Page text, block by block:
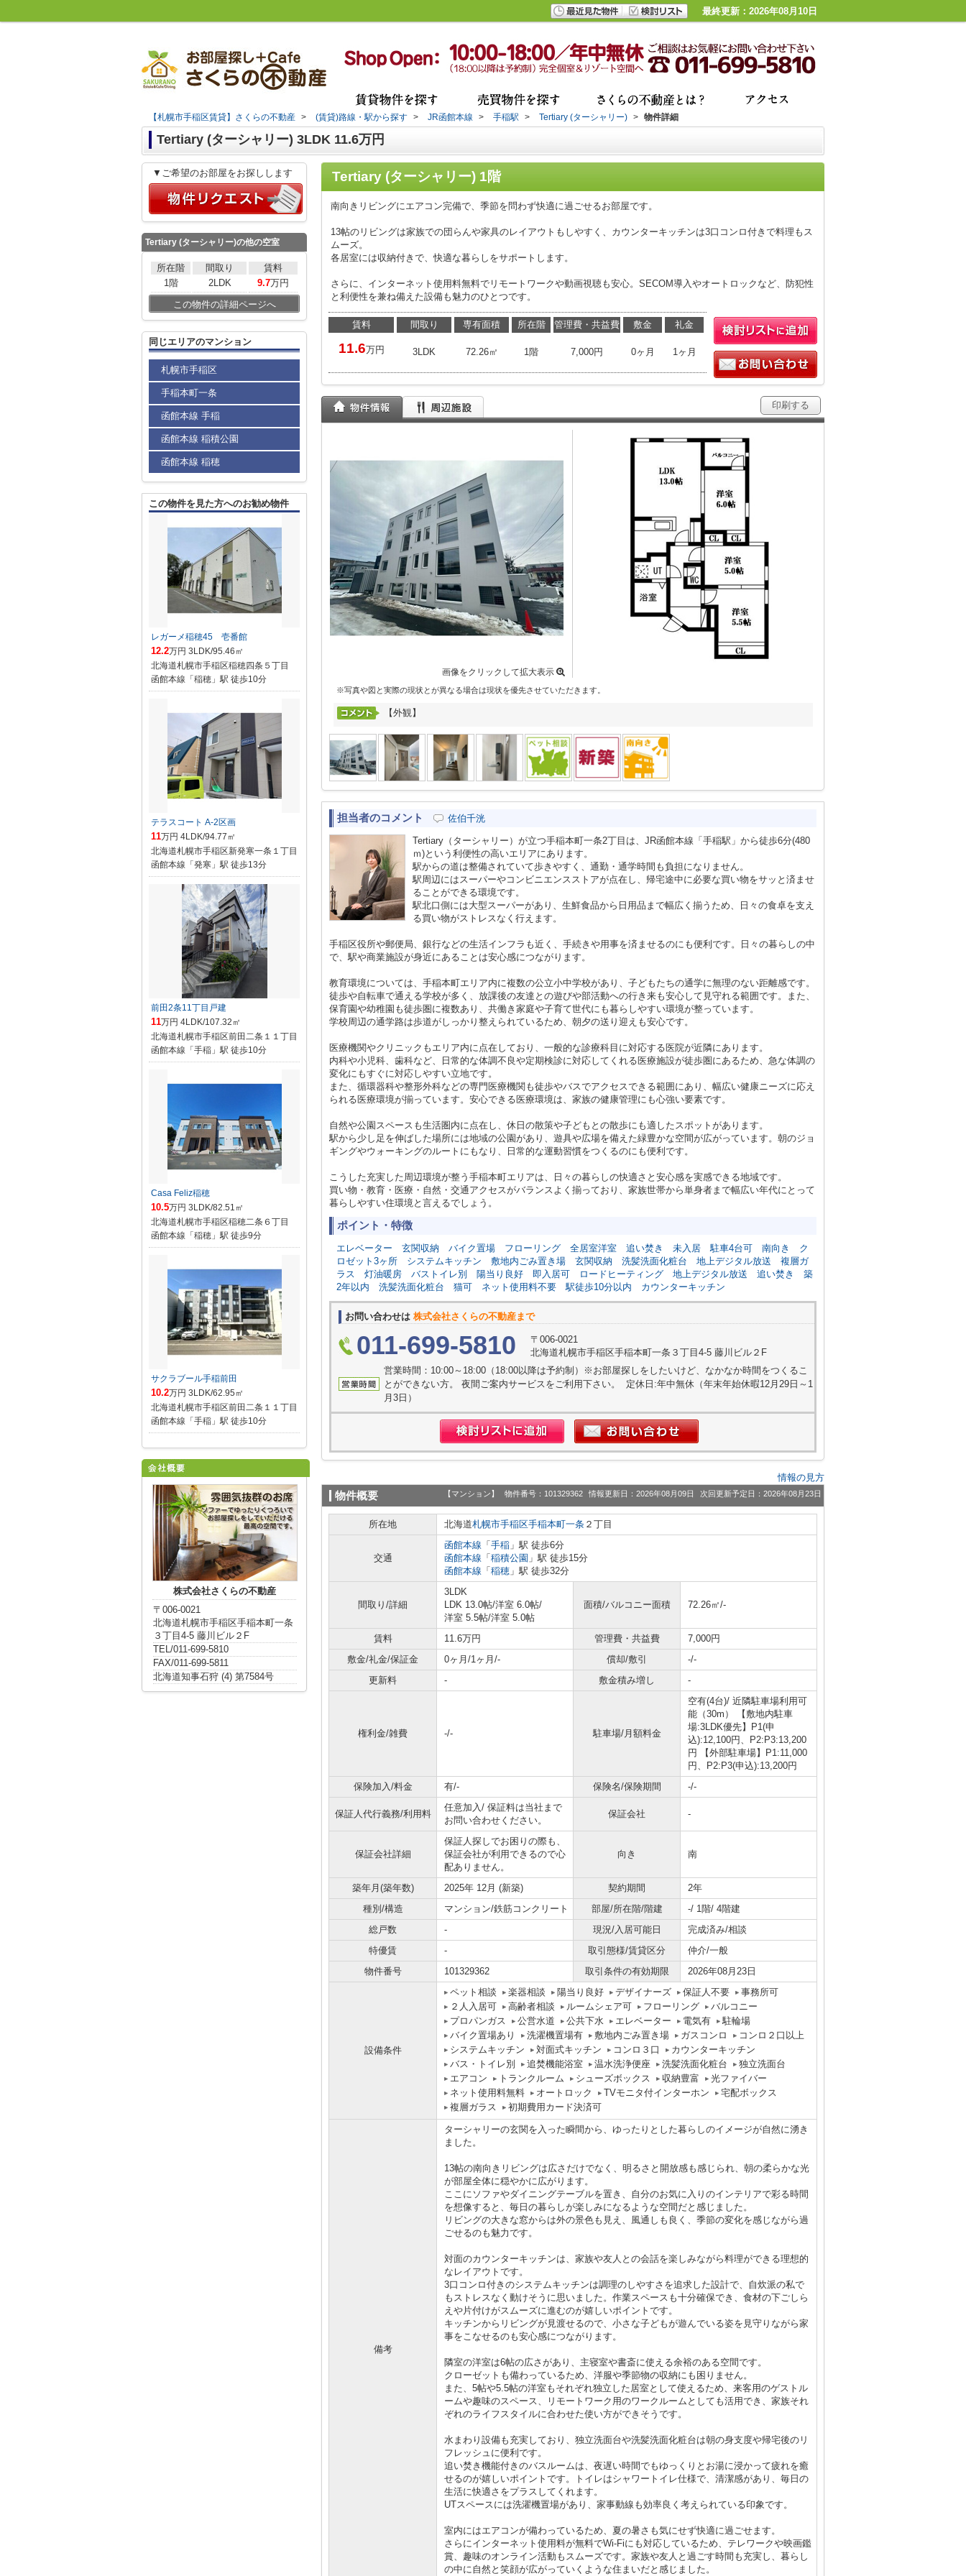
最終更新：2026年08月10日
【札幌市手稲区賃貸】さくらの不動産 > (賃貸)路線・駅から探す > JR函館本線 > 手稲駅 > Tertiary (ターシャリー) > 物件詳細
Tertiary (ターシャリー) 3LDK 11.6万円
Tertiary (ターシャリー) 1階
南向きリビングにエアコン完備で、季節を問わず快適に過ごせるお部屋です。
13帖のリビングは家族での団らんや家具のレイアウトもしやすく、カウンターキッチンは3口コンロ付きで料理もス
ムーズ。
各居室には収納付きで、快適な暮らしをサポートします。
さらに、インターネット使用料無料でリモートワークや動画視聴も安心。SECOM導入やオートロックなど、防犯性
と利便性を兼ね備えた設備も魅力のひとつです。
賃料
11.6万円
間取り
3LDK
専有面積
72.26㎡
所在階
1階
管理費・共益費
7,000円
敷金
0ヶ月
礼金
1ヶ月
印刷する
画像をクリックして拡大表示
※写真や図と実際の現状とが異なる場合は現状を優先させていただきます。
【外観】
担当者のコメント 佐伯千洸
Tertiary（ターシャリー）が立つ手稲本町一条2丁目は、JR函館本線「手稲駅」から徒歩6分(480
ｍ)という利便性の高いエリアにあります。
駅からの道は整備されていて歩きやすく、通勤・通学時間も負担になりません。
駅周辺にはスーパーやコンビニエンスストアが点在し、帰宅途中に必要な買い物をサッと済ませ
ることができる環境です。
駅北口側には大型スーパーがあり、生鮮食品から日用品まで幅広く揃うため、日々の食卓を支え
る買い物がストレスなく行えます。
手稲区役所や郵便局、銀行などの生活インフラも近く、手続きや用事を済ませるのにも便利です。日々の暮らしの中
で、駅や商業施設が身近にあることは安心感につながります。
教育環境については、手稲本町エリア内に複数の公立小中学校があり、子どもたちの通学に無理のない距離感です。
徒歩や自転車で通える学校が多く、放課後の友達との遊びや部活動への行き来も安心して見守れる範囲です。また、
保育園や幼稚園も徒歩圏に複数あり、共働き家庭や子育て世代にも暮らしやすい環境が整っています。
学校周辺の通学路は歩道がしっかり整えられているため、朝夕の送り迎えも安心です。
医療機関やクリニックもエリア内に点在しており、一般的な診療科目に対応する医院が近隣にあります。
内科や小児科、歯科など、日常的な体調不良や定期検診に対応してくれる医療施設が徒歩圏にあるため、急な体調の
変化にもすぐに対応しやすい立地です。
また、循環器科や整形外科などの専門医療機関も徒歩やバスでアクセスできる範囲にあり、幅広い健康ニーズに応え
られる医療環境が揃っています。安心できる医療環境は、家族の健康管理にも心強い要素です。
自然や公園スペースも生活圏内に点在し、休日の散策や子どもとの散歩にも適したスポットがあります。
駅から少し足を伸ばした場所には地域の公園があり、遊具や広場を備えた緑豊かな空間が広がっています。朝のジョ
ギングやウォーキングのルートにもなり、日常的な運動習慣をつくるのにも便利です。
こうした充実した周辺環境が整う手稲本町エリアは、日々の暮らしの快適さと安心感を実感できる地域です。
買い物・教育・医療・自然・交通アクセスがバランスよく揃っており、家族世帯から単身者まで幅広い年代にとって
暮らしやすい住環境と言えるでしょう。
ポイント・特徴
エレベーター 玄関収納 バイク置場 フローリング 全居室洋室 追い焚き 未入居 駐車4台可 南向き
ク
ロゼット3ヶ所
システムキッチン 敷地内ごみ置き場 玄関収納 洗髪洗面化粧台 地上デジタル放送
複層ガ
ラス
灯油暖房 バストイレ別 陽当り良好 即入居可 ロードヒーティング 地上デジタル放送 追い焚き
築
2年以内
洗髪洗面化粧台 猫可 ネット使用料不要 駅徒歩10分以内 カウンターキッチン
お問い合わせは 株式会社さくらの不動産まで
011-699-5810
〒006-0021
北海道札幌市手稲区手稲本町一条３丁目4-5 藤川ビル２F
営業時間：10:00～18:00（18:00以降は予約制）※お部屋探しをしたいけど、なかなか時間をつくるこ
とができない方。 夜間ご案内サービスをご利用下さい。 定休日:年中無休（年末年始休暇12月29日～1
月3日）
情報の見方
物件概要 【マンション】 物件番号：101329362 情報更新日：2026年08月09日 次回更新予定日：2026年08月23日
所在地 北海道札幌市手稲区手稲本町一条 ２丁目
交通
函館本線 「 手稲 」駅 徒歩6分
函館本線 「 稲積公園 」駅 徒歩15分
函館本線 「 稲穂 」駅 徒歩32分
間取り/詳細
3LDK
LDK 13.0帖/洋室 6.0帖/
洋室 5.5帖/洋室 5.0帖
面積/バルコニー面積 72.26㎡/-
賃料 11.6万円 管理費・共益費
7,000円
敷金/礼金/保証金
0ヶ月/1ヶ月/- 償却/敷引
-/-
更新料
- 敷金積み増し -
権利金/雑費 -/- 駐車場/月額料金
空有(4台)/ 近隣駐車場利用可
能（30m） 【敷地内駐車
場:3LDK優先】P1(申
込):12,100円、P2:P3:13,200
円 【外部駐車場】P1:11,000
円、P2:P3(申込):13,200円
保険加入/料金
有/- 保険名/保険期間 -/-
保証人代行義務/利用料
任意加入/ 保証料は当社まで
お問い合わせください。
保証会社 -
保証会社詳細
保証人探しでお困りの際も、
保証会社が利用できるので心
配ありません。
向き 南
築年月(築年数) 2025年 12月 (新築) 契約期間
2年
種別/構造
マンション/鉄筋コンクリート 部屋/所在階/階建
-/ 1階/ 4階建
総戸数
- 現況/入居可能日
完成済み/相談
特優賃
- 取引態様/賃貸区分
仲介/一般
物件番号
101329362 取引条件の有効期限 2026年08月23日
設備条件
ペット相談 楽器相談 陽当り良好 デザイナーズ 保証人不要
事務所可
２人入居可
高齢者相談 ルームシェア可 フローリング
バルコニー
プロパンガス
公営水道 公共下水 エレベーター 電気有
駐輪場
バイク置場あり
洗濯機置場有 敷地内ごみ置き場 ガスコンロ
コンロ２口以上
システムキッチン
対面式キッチン コンロ３口
カウンターキッチン
バス・トイレ別
追焚機能浴室 温水洗浄便座 洗髪洗面化粧台
独立洗面台
エアコン
トランクルーム シューズボックス 収納豊富
光ファイバー
ネット使用料無料
オートロック TVモニタ付インターホン
宅配ボックス
複層ガラス
初期費用カード決済可
備考
ターシャリーの玄関を入った瞬間から、ゆったりとした暮らしのイメージが自然に湧き
ました。
13帖の南向きリビングは広さだけでなく、明るさと開放感も感じられ、朝の柔らかな光
が部屋全体に穏やかに広がります。
ここにソファやダイニングテーブルを置き、自分のお気に入りのインテリアで彩る時間
を想像すると、毎日の暮らしが楽しみになるような空間だと感じました。
リビングの大きな窓からは外の景色も見え、風通しも良く、季節の変化を感じながら過
ごせるのも魅力です。
対面のカウンターキッチンは、家族や友人との会話を楽しみながら料理ができる理想的
なレイアウトです。
3口コンロ付きのシステムキッチンは調理のしやすさを追求した設計で、自炊派の私で
もストレスなく動けそうに思いました。作業スペースも十分確保でき、食材の下ごしら
えや片付けがスムーズに進むのが嬉しいポイントです。
キッチンからリビングが見渡せるので、小さな子どもが遊んでいる姿を見守りながら家
事をこなせるのも安心感につながります。
隣室の洋室は6帖の広さがあり、主寝室や書斎に使える余裕のある空間です。
クローゼットも備わっているため、洋服や季節物の収納にも困りません。
また、5帖や5.5帖の洋室もそれぞれ独立した居室として使えるため、来客用のゲストル
ームや趣味のスペース、リモートワーク用のワークルームとしても活用でき、家族それ
ぞれのライフスタイルに合わせた使い方ができそうです。
水まわり設備も充実しており、独立洗面台や洗髪洗面化粧台は朝の身支度や帰宅後のリ
フレッシュに便利です。
追い焚き機能付きのバスルームは、夜遅い時間でもゆっくりとお湯に浸かって疲れを癒
せるのが嬉しいポイントです。トイレはシャワートイレ仕様で、清潔感があり、毎日の
生活に快適さをプラスしてくれます。
UTスペースには洗濯機置場があり、家事動線も効率良く考えられている印象です。
室内にはエアコンが備わっているため、夏の暑さも気にせず快適に過ごせます。
さらにインターネット使用料が無料でWi‑Fiにも対応しているため、テレワークや映画鑑
賞、趣味のオンライン活動もスムーズです。家族や友人と過ごす時間も充実し、暮らし
の中に自然と笑顔が広がっていくような住まいだと感じました。
▼ご希望のお部屋をお探しします
Tertiary (ターシャリー)の他の空室
所在階 間取り
賃料
1階
2LDK 9.7万円
この物件の詳細ページへ
同じエリアのマンション
札幌市手稲区
手稲本町一条
函館本線 手稲
函館本線 稲積公園
函館本線 稲穂
この物件を見た方へのお勧め物件
レガーメ稲穂45 壱番館
12.2万円 3LDK/95.46㎡
北海道札幌市手稲区稲穂四条５丁目
函館本線「稲穂」駅 徒歩10分
テラスコート A-2区画
11万円 4LDK/94.77㎡
北海道札幌市手稲区新発寒一条１丁目
函館本線「発寒」駅 徒歩13分
前田2条11丁目戸建
11万円 4LDK/107.32㎡
北海道札幌市手稲区前田二条１１丁目
函館本線「手稲」駅 徒歩10分
Casa Feliz稲穂
10.5万円 3LDK/82.51㎡
北海道札幌市手稲区稲穂二条６丁目
函館本線「稲穂」駅 徒歩9分
サクラブール手稲前田
10.2万円 3LDK/62.95㎡
北海道札幌市手稲区前田二条１１丁目
函館本線「手稲」駅 徒歩10分
株式会社さくらの不動産
〒006-0021
北海道札幌市手稲区手稲本町一条
３丁目4-5 藤川ビル２F
TEL/011-699-5810
FAX/011-699-5811
北海道知事石狩 (4) 第7584号